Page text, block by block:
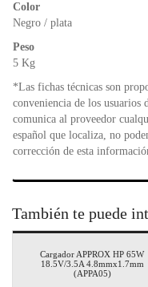
Color
Negro / plata
Peso
5 Kg
*Las fichas técnicas son
conveniencia de los usuarios
comunica al proveedor
español que localiza, no
corrección de esta
También te puede
Cargador APPROX HP 65W
18.5V/3.5A 4.8mmx1.7mm
(APPA05)